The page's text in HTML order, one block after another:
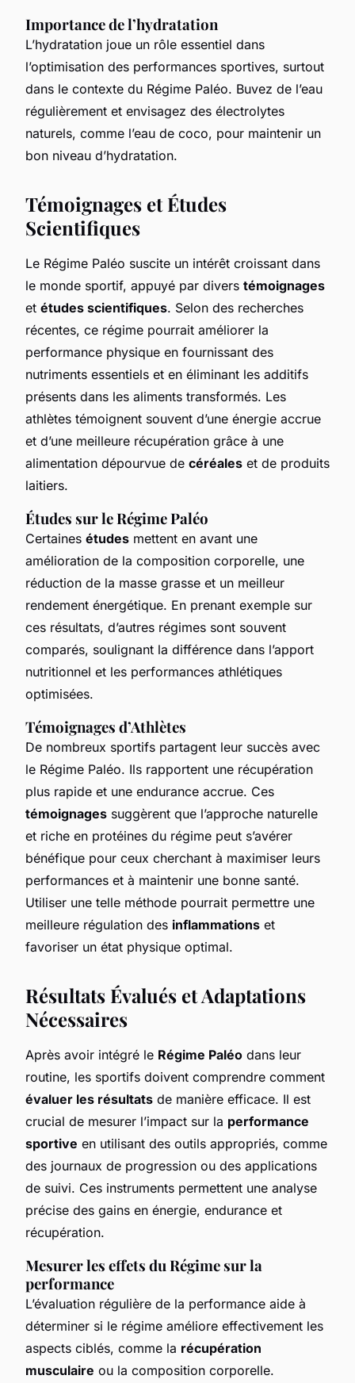
Importance de l’hydratation
L’hydratation joue un rôle essentiel dans
l’optimisation des performances sportives, surtout
dans le contexte du Régime Paléo. Buvez de l’eau
régulièrement et envisagez des électrolytes
naturels, comme l’eau de coco, pour maintenir un
bon niveau d’hydratation.
Témoignages et Études
Scientifiques
Le Régime Paléo suscite un intérêt croissant dans
le monde sportif, appuyé par divers témoignages
et études scientifiques. Selon des recherches
récentes, ce régime pourrait améliorer la
performance physique en fournissant des
nutriments essentiels et en éliminant les additifs
présents dans les aliments transformés. Les
athlètes témoignent souvent d’une énergie accrue
et d’une meilleure récupération grâce à une
alimentation dépourvue de céréales et de produits
laitiers.
Études sur le Régime Paléo
Certaines études mettent en avant une
amélioration de la composition corporelle, une
réduction de la masse grasse et un meilleur
rendement énergétique. En prenant exemple sur
ces résultats, d’autres régimes sont souvent
comparés, soulignant la différence dans l’apport
nutritionnel et les performances athlétiques
optimisées.
Témoignages d’Athlètes
De nombreux sportifs partagent leur succès avec
le Régime Paléo. Ils rapportent une récupération
plus rapide et une endurance accrue. Ces
témoignages suggèrent que l’approche naturelle
et riche en protéines du régime peut s’avérer
bénéfique pour ceux cherchant à maximiser leurs
performances et à maintenir une bonne santé.
Utiliser une telle méthode pourrait permettre une
meilleure régulation des inflammations et
favoriser un état physique optimal.
Résultats Évalués et Adaptations
Nécessaires
Après avoir intégré le Régime Paléo dans leur
routine, les sportifs doivent comprendre comment
évaluer les résultats de manière efficace. Il est
crucial de mesurer l’impact sur la performance
sportive en utilisant des outils appropriés, comme
des journaux de progression ou des applications
de suivi. Ces instruments permettent une analyse
précise des gains en énergie, endurance et
récupération.
Mesurer les effets du Régime sur la
performance
L’évaluation régulière de la performance aide à
déterminer si le régime améliore effectivement les
aspects ciblés, comme la récupération
musculaire ou la composition corporelle.